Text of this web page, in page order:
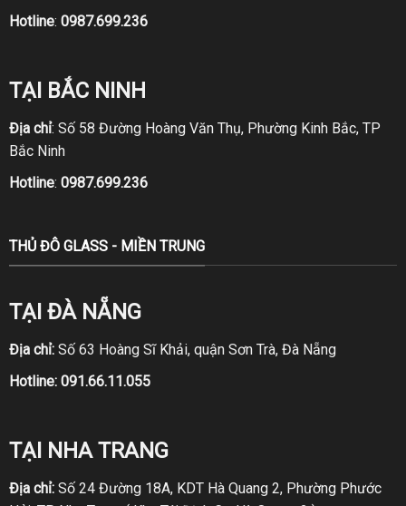
Hotline: 0987.699.236
TẠI BẮC NINH
Địa chỉ: Số 58 Đường Hoàng Văn Thụ, Phường Kinh Bắc, TP
Bắc Ninh
Hotline: 0987.699.236
THỦ ĐÔ GLASS - MIỀN TRUNG
TẠI ĐÀ NẴNG
Địa chỉ:Số 63 Hoàng Sĩ Khải, quận Sơn Trà, Đà Nẵng
Hotline: 091.66.11.055
TẠI NHA TRANG
Địa chỉ:Số 24 Đường 18A, KDT Hà Quang 2, Phường Phước